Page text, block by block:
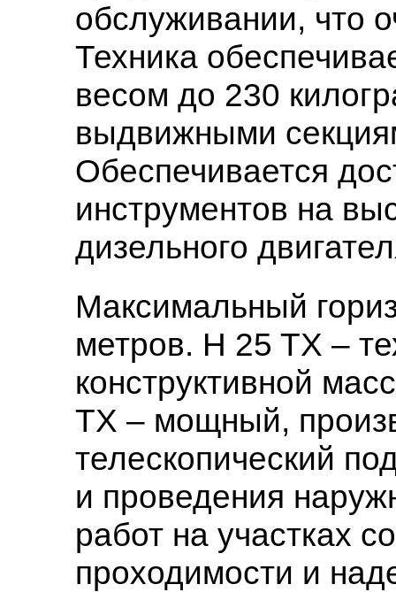
обслуживании, что
Техника
весом до 230
выдвижными
Обеспечивается
инструментов на
дизельного
Максимальный
метров. H 25 TX –
конструктивной
TX – мощный,
телескопический
и проведения
работ на участках
проходимости и